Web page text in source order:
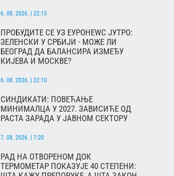
6. 08. 2026. | 22:15
ПРОБУДИТЕ СЕ УЗ ЕУРОНЕWС ЈУТРО:
ЗЕЛЕНСКИ У СРБИЈИ - МОЖЕ ЛИ
БЕОГРАД ДА БАЛАНСИРА ИЗМЕЂУ
КИЈЕВА И МОСКВЕ?
6. 08. 2026. | 22:10
СИНДИКАТИ: ПОВЕЋАЊЕ
МИНИМАЛЦА У 2027. ЗАВИСИЋЕ ОД
РАСТА ЗАРАДА У ЈАВНОМ СЕКТОРУ
7. 08. 2026. | 7:20
РАД НА ОТВОРЕНОМ ДОК
ТЕРМОМЕТАР ПОКАЗУЈЕ 40 СТЕПЕНИ: